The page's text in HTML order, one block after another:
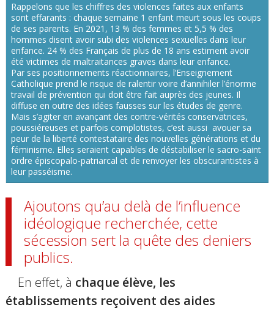
Rappelons que les chiffres des violences faites aux enfants
sont effarants : chaque semaine 1 enfant meurt sous les coups
de ses parents. En 2021, 13 % des femmes et 5,5 % des
hommes disent avoir subi des violences sexuelles dans leur
enfance. 24 % des Français de plus de 18 ans estiment avoir
été victimes de maltraitances graves dans leur enfance.
Par ses positionnements réactionnaires, l‘Enseignement
Catholique prend le risque de ralentir voire d’annihiler l’énorme
travail de prévention qui doit être fait auprès des jeunes. Il
diffuse en outre des idées fausses sur les études de genre.
Mais s’agiter en avançant des contre-vérités conservatrices,
poussiéreuses et parfois complotistes, c’est aussi avouer sa
peur de la liberté contestataire des nouvelles générations et du
féminisme. Elles seraient capables de déstabiliser le sacro-saint
ordre épiscopalo-patriarcal et de renvoyer les obscurantistes à
leur passéisme.
Ajoutons qu’au delà de l’influence
idéologique recherchée, cette
sécession sert la quête des deniers
publics.
En effet, à chaque élève, les
établissements reçoivent des aides